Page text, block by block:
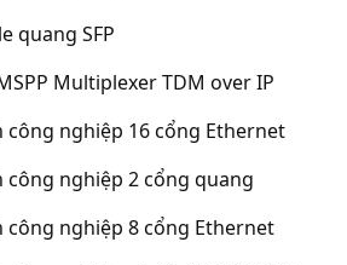
quang SFP
Multiplexer TDM over IP
công nghiệp 16 cổng Ethernet
công nghiệp 2 cổng quang
công nghiệp 8 cổng Ethernet